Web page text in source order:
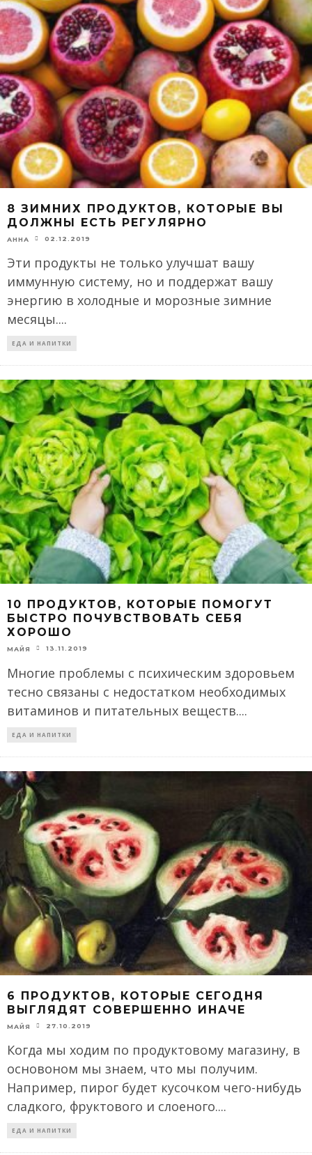
8 ЗИМНИХ ПРОДУКТОВ, КОТОРЫЕ ВЫ
ДОЛЖНЫ ЕСТЬ РЕГУЛЯРНО
АННА 02.12.2019
Эти продукты не только улучшат вашу
иммунную систему, но и поддержат вашу
энергию в холодные и морозные зимние
месяцы....
ЕДА И НАПИТКИ
10 ПРОДУКТОВ, КОТОРЫЕ ПОМОГУТ
БЫСТРО ПОЧУВСТВОВАТЬ СЕБЯ
ХОРОШО
МАЙЯ 13.11.2019
Многие проблемы с психическим здоровьем
тесно связаны с недостатком необходимых
витаминов и питательных веществ....
ЕДА И НАПИТКИ
6 ПРОДУКТОВ, КОТОРЫЕ СЕГОДНЯ
ВЫГЛЯДЯТ СОВЕРШЕННО ИНАЧЕ
МАЙЯ 27.10.2019
Когда мы ходим по продуктовому магазину, в
основоном мы знаем, что мы получим.
Например, пирог будет кусочком чего-нибудь
сладкого, фруктового и слоеного....
ЕДА И НАПИТКИ